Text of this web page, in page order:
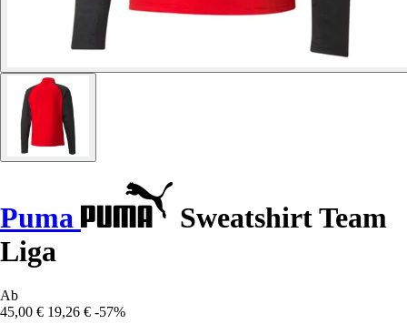
Puma
Sweatshirt Team
Liga
Ab
45,00 € 19,26 € -57%